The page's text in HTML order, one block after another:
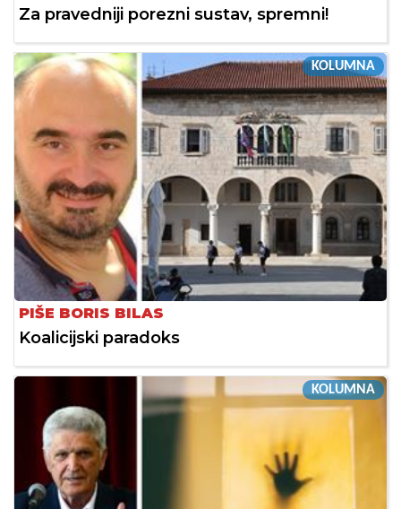
Za pravedniji porezni sustav, spremni!
KOLUMNA
PIŠE BORIS BILAS
Koalicijski paradoks
KOLUMNA